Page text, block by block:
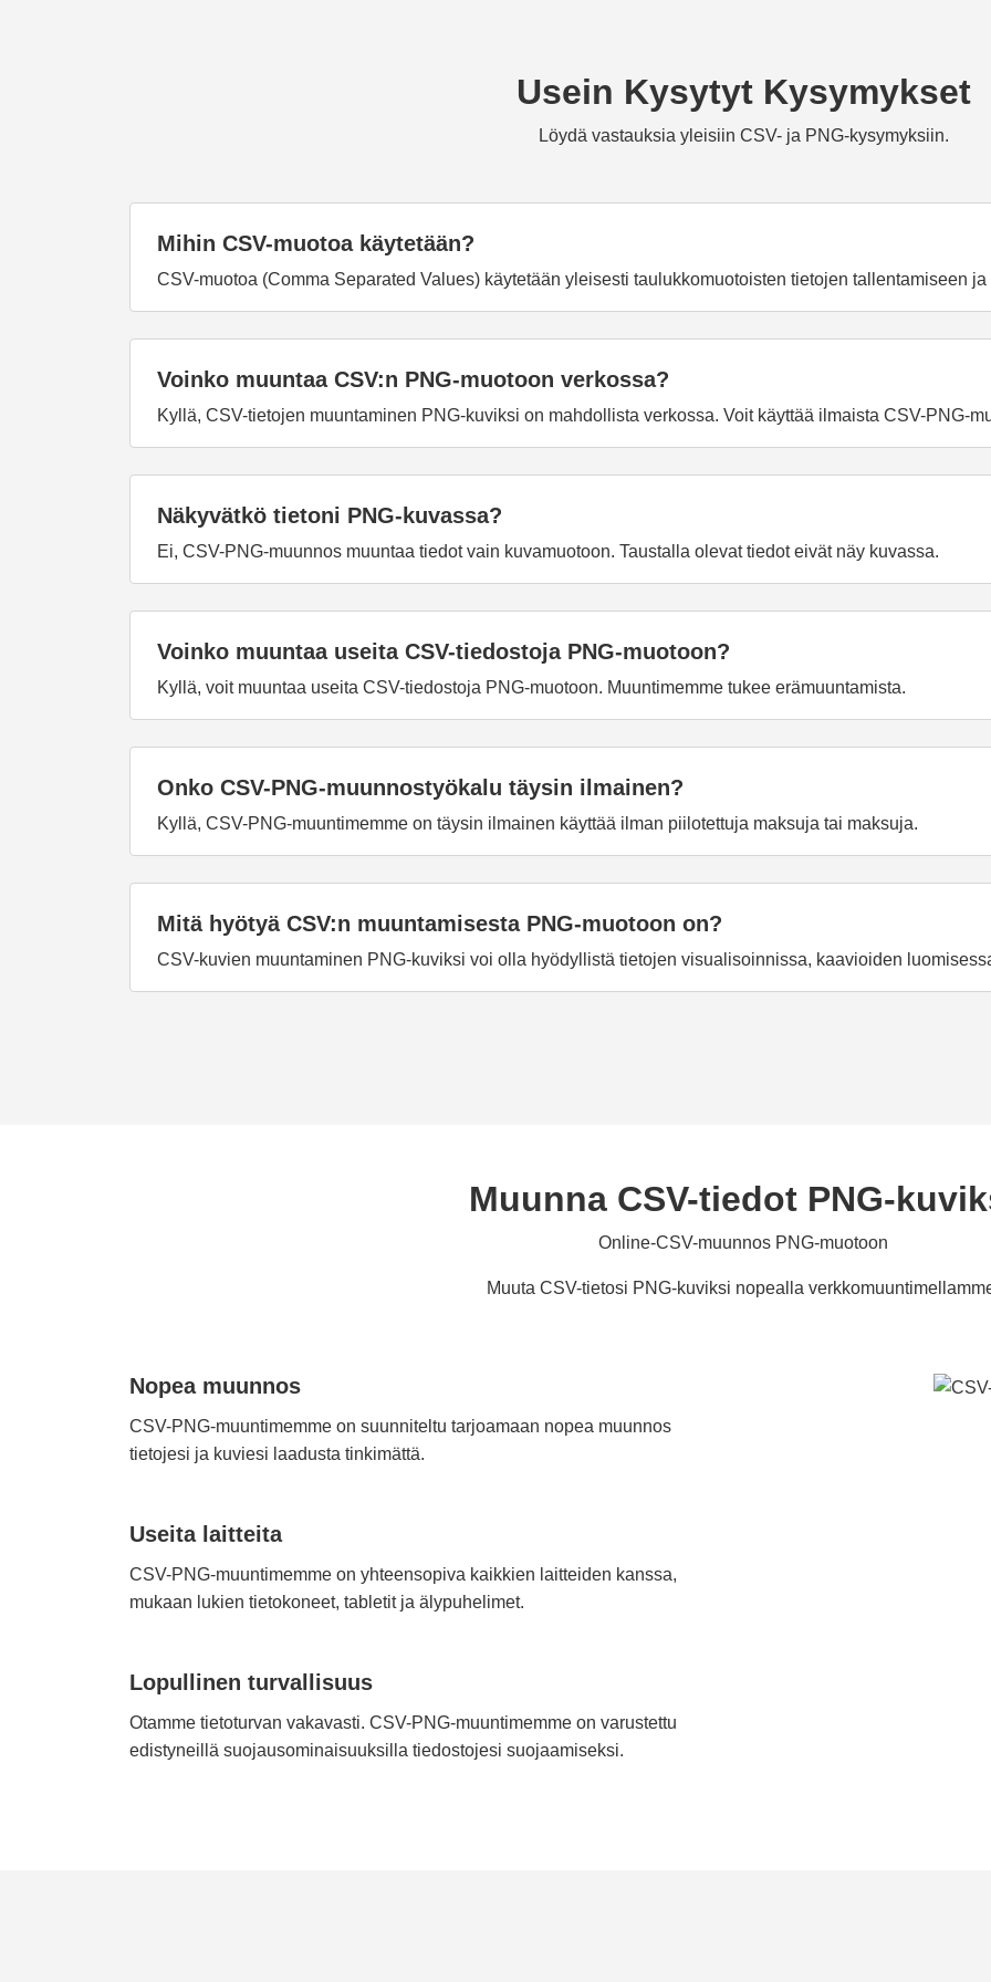
Usein Kysytyt Kysymykset
Löydä vastauksia yleisiin CSV- ja PNG-kysymyksiin.
Mihin CSV-muotoa käytetään?
CSV-muotoa (Comma Separated Values) käytetään yleisesti taulukkomuotoisten tietojen tallentamiseen
Voinko muuntaa CSV:n PNG-muotoon verkossa?
Kyllä, CSV-tietojen muuntaminen PNG-kuviksi on mahdollista verkossa. Voit käyttää ilmaista CSV-PNG-
Näkyvätkö tietoni PNG-kuvassa?
Ei, CSV-PNG-muunnos muuntaa tiedot vain kuvamuotoon. Taustalla olevat tiedot eivät näy kuvassa.
Voinko muuntaa useita CSV-tiedostoja PNG-muotoon?
Kyllä, voit muuntaa useita CSV-tiedostoja PNG-muotoon. Muuntimemme tukee erämuuntamista.
Onko CSV-PNG-muunnostyökalu täysin ilmainen?
Kyllä, CSV-PNG-muuntimemme on täysin ilmainen käyttää ilman piilotettuja maksuja tai maksuja.
Mitä hyötyä CSV:n muuntamisesta PNG-muotoon on?
CSV-kuvien muuntaminen PNG-kuviksi voi olla hyödyllistä tietojen visualisoinnissa, kaavioiden
Muunna CSV-tiedot PNG-
Online-CSV-muunnos PNG-muotoon
Muuta CSV-tietosi PNG-kuviksi nopealla
Nopea muunnos
CSV-PNG-muuntimemme on suunniteltu tarjoamaan nopea muunnos
tietojesi ja kuviesi laadusta tinkimättä.
Useita laitteita
CSV-PNG-muuntimemme on yhteensopiva kaikkien laitteiden kanssa,
mukaan lukien tietokoneet, tabletit ja älypuhelimet.
Lopullinen turvallisuus
Otamme tietoturvan vakavasti. CSV-PNG-muuntimemme on varustettu
edistyneillä suojausominaisuuksilla tiedostojesi suojaamiseksi.